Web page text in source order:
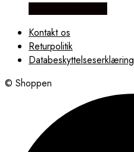
Kontakt os
Returpolitik
Databeskyttelseserklæring
© Shoppen